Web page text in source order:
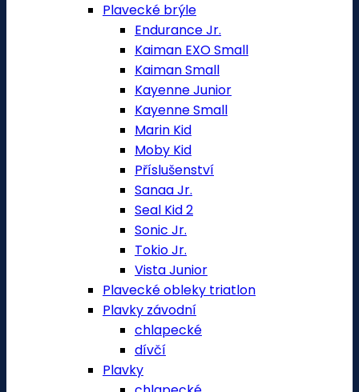
Plavecké brýle
Endurance Jr.
Kaiman EXO Small
Kaiman Small
Kayenne Junior
Kayenne Small
Marin Kid
Moby Kid
Příslušenství
Sanaa Jr.
Seal Kid 2
Sonic Jr.
Tokio Jr.
Vista Junior
Plavecké obleky triatlon
Plavky závodní
chlapecké
dívčí
Plavky